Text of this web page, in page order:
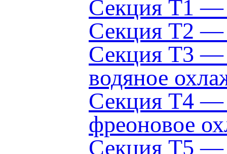
Секция Т1 —
Секция Т2 —
Секция Т3 —
водяное
Секция Т4 —
фреоновое
Секция Т5 —